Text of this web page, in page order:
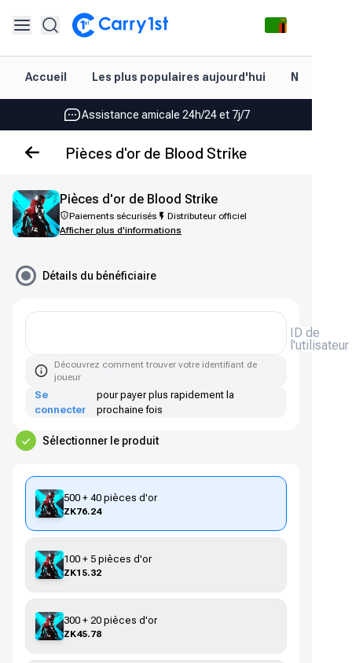
Accueil Les plus populaires aujourd'hui
Les meilleures offres pour vos meilleurs jeux
Assistance amicale 24h/24 et 7j/7
Noté 4,45 sur Google Play et l'App Store
Les meilleures offres pour vos meilleurs jeux
Noté 4,45 sur Google Play et l'App Store
Pièces d'or de Blood Strike
Pièces d'or de Blood Strike
Paiements sécurisés
Distributeur officiel
Afficher plus d'informations
Détails du bénéficiaire
ID de
l'utilisateur
Découvrez comment trouver votre identifiant de
joueur
Se
connecter
pour payer plus rapidement la
prochaine fois
Sélectionner le produit
500 + 40 pièces d'or
ZK76.24
100 + 5 pièces d'or
ZK15.32
300 + 20 pièces d'or
ZK45.78